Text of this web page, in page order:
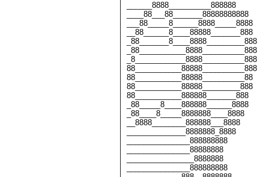
______8888__________888888
____88___88_______88888888888
___88_____8______8888_____8888
__88______8____88888_______888
_88_______8____8888_________888
_88___________8888__________888
_8____________8888__________888
88___________88888__________888
88___________88888__________88
88___________88888_________888
88___________888888_______888
_88_____8____888888______8888
_88____8_____8888888____8888
__8888________888888___8888
______________8888888_8888
_______________888888888
_______________88888888
________________8888888
_______________888888888